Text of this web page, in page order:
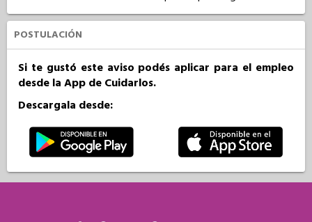
POSTULACIÓN
Si te gustó este aviso podés aplicar para el empleo
desde la App de Cuidarlos.
Descargala desde: